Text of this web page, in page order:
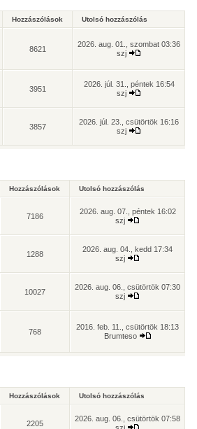
Hozzászólások Utolsó hozzászólás
8621
2026. aug. 01., szombat 03:36
szj
3951
2026. júl. 31., péntek 16:54
szj
3857
2026. júl. 23., csütörtök 16:16
szj
Hozzászólások Utolsó hozzászólás
7186
2026. aug. 07., péntek 16:02
szj
1288
2026. aug. 04., kedd 17:34
szj
10027
2026. aug. 06., csütörtök 07:30
szj
768
2016. feb. 11., csütörtök 18:13
Brumteso
Hozzászólások Utolsó hozzászólás
2205
2026. aug. 06., csütörtök 07:58